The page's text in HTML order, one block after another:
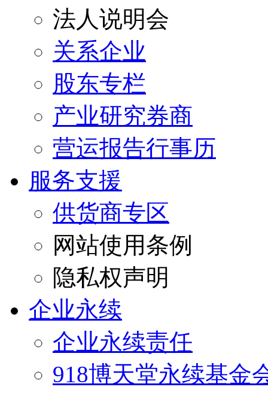
法人说明会
关系企业
股东专栏
产业研究券商
营运报告行事历
服务支援
供货商专区
网站使用条例
隐私权声明
企业永续
企业永续责任
918博天堂永续基金